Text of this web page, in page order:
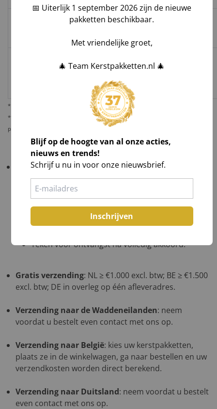
* Behoudens overmacht calamiteiten.
** De verantwoordelijkheid op dit risico als gevolg van uw keuze voor reguliere
pakketbezorging rust bij u als opdrachtgever.
Belangrijk!Controleer uw bestelling bij levering
altijd grondigin het bijzijn van de chauffeur.
Tel aantallen,
Check zichtbare schade en maak foto's,
Laat afwijkingen noteren op de vrachtbrief, óók
Teken voor ontvangst na volledig akkoord.
Gratis verzending: NL ≥ €1.000 excl. btw; BE ≥ €1.500
excl. btw; DE in overleg op één afleveradres.
Verzending naar de Waddeneilanden: neem
voordat u bestelt even contact met ons op.
Verzending naar België: kies uw kerstpakketten,
plaats ze in de winkelwagen, ga naar bestellen en uw
verzendkosten worden direct berekend.
Verzending naar Duitsland: neem voordat u bestelt
even contact met ons op.
📅 Uiterlijk 1 september 2026 zijn de nieuwe
pakketten beschikbaar.
Met vriendelijke groet,
🎄 Team Kerstpakketten.nl 🎄
Blijf op de hoogte van al onze acties,
nieuws en trends!
Schrijf u nu in voor onze nieuwsbrief.
Inschrijven